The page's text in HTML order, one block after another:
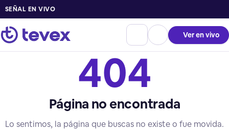
SEÑAL EN VIVO
Ver en vivo
404
Página no encontrada
Lo sentimos, la página que buscas no existe o fue movida.